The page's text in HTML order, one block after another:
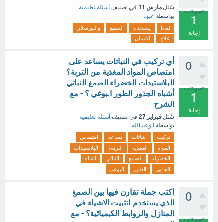
تصويتات
1
إجابة
سُئل مارس 11 في تصنيف أسئلة تعليمية
بواسطة عبود
لماذا يستخدم الصمغ
والبورسلان
علاج
الاسنان
0
تصويتات
1
إجابة
أي تركيب في النباتات يساعد على
امتصاص المواد المغذية من التربة؟
البلاستيدات الخضراء الصمغ النباتي
أشباه الجذور الطور البوغي ؟ - مع
الشرح
سُئل فبراير 27 في تصنيف أسئلة تعليمية
بواسطة ابوعبدالله
تركيب النباتات يساعد
امتصاص
المواد
المغذية التربة؟
البلاستيدات
الخضراء
الصمغ النباتي
أشباه
الجذور
الطور البوغي
0
تصويتات
اكتب جملة تقارن فيها بين الصمغ
الذي يستخدم لتثبيت الاشياء في
المنازل والروابط الكيميائية؟ - مع